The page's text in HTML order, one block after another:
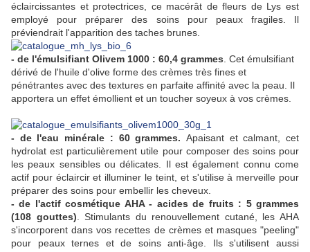
éclaircissantes et protectrices, ce macérât de fleurs de Lys est
employé pour préparer des soins pour peaux fragiles. Il
préviendrait l'apparition des taches brunes.
- de l'émulsifiant Olivem 1000 : 60,4 grammes Cet émulsifiant
dérivé de l'huile d'olive forme des crèmes très fines et
pénétrantes avec des textures en parfaite affinité avec la peau. Il
apportera un effet émollient et un toucher soyeux à vos crèmes.
- de l'eau minérale : 60 grammes. Apaisant et calmant, cet
hydrolat est particulièrement utile pour composer des soins pour
les peaux sensibles ou délicates. Il est également connu come
actif pour éclaircir et illuminer le teint, et s'utilise à merveille pour
préparer des soins pour embellir les cheveux.
- de l'actif cosmétique AHA - acides de fruits : 5 grammes
(108 gouttes) .Stimulants du renouvellement cutané, les AHA
s'incorporent dans vos recettes de crèmes et masques "peeling"
pour peaux ternes et de soins anti-âge. Ils s'utilisent aussi